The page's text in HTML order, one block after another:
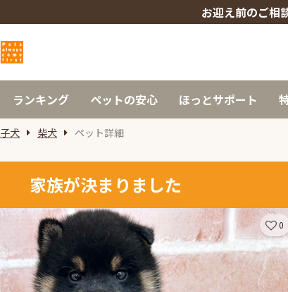
お迎え前のご相
ランキング ペットの安心 ほっとサポート
子犬 柴犬 ペット詳細
家族が決まりました
0